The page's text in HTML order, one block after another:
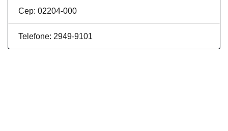
Cep: 02204-000
Telefone: 2949-9101